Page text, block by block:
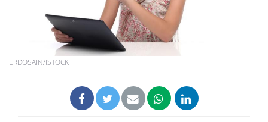
ERDOSAIN/ISTOCK